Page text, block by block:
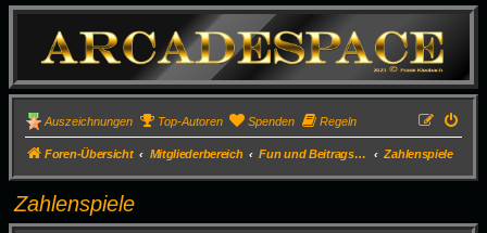
Auszeichnungen Top-Autoren Spenden Regeln
Foren-Übersicht Mitgliederbereich Fun und Beitragsspiele Zahlenspiele
Zahlenspiele